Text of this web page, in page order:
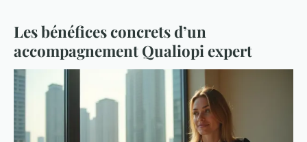
Les bénéfices concrets d’un
accompagnement Qualiopi expert